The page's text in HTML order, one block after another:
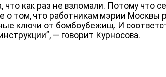
что как раз не взломали. Потому что
о том, что работникам мэрии Москвы
ключи от бомбоубежищ. И
— говорит Курносова.